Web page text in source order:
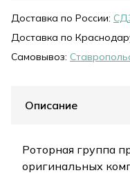
Доставка по России:
Доставка по
Самовывоз:
Описание
Роторная группа
оригинальных